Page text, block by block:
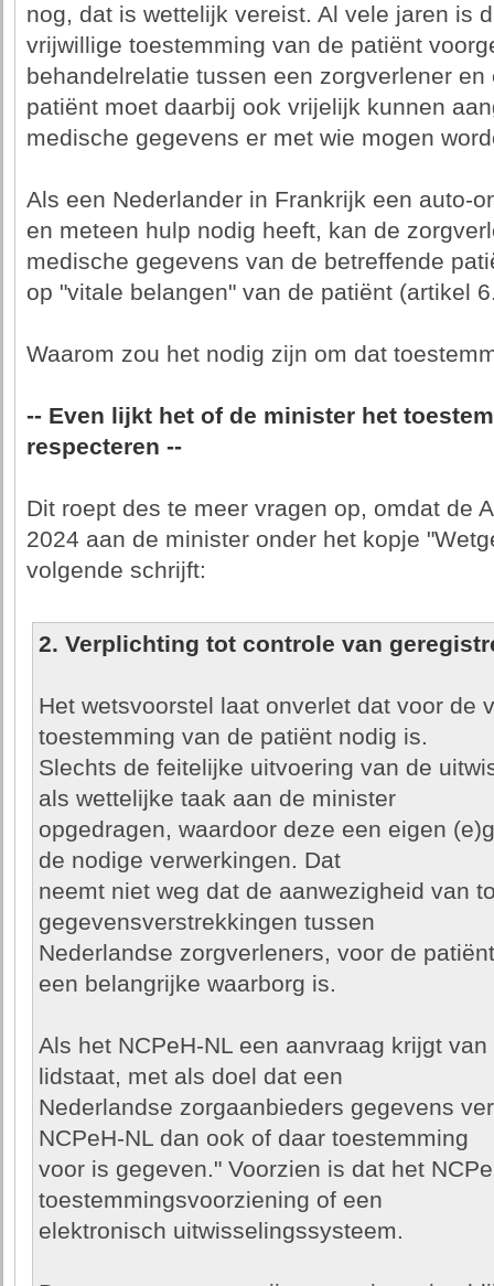
nog, dat is wettelijk vereist. Al vele jaren is
vrijwillige toestemming van de patiënt
behandelrelatie tussen een zorgverlener
patiënt moet daarbij ook vrijelijk kunnen
medische gegevens er met wie mogen
Als een Nederlander in Frankrijk een auto-
en meteen hulp nodig heeft, kan de
medische gegevens van de betreffende
op "vitale belangen" van de patiënt (artikel
Waarom zou het nodig zijn om dat
-- Even lijkt het of de minister het
respecteren --
Dit roept des te meer vragen op, omdat de
2024 aan de minister onder het kopje
volgende schrijft:
2. Verplichting tot controle van
Het wetsvoorstel laat onverlet dat voor de
toestemming van de patiënt nodig is.
Slechts de feitelijke uitvoering van de
als wettelijke taak aan de minister
opgedragen, waardoor deze een eigen
de nodige verwerkingen. Dat
neemt niet weg dat de aanwezigheid van
gegevensverstrekkingen tussen
Nederlandse zorgverleners, voor de
een belangrijke waarborg is.
Als het NCPeH-NL een aanvraag krijgt
lidstaat, met als doel dat een
Nederlandse zorgaanbieders gegevens
NCPeH-NL dan ook of daar toestemming
voor is gegeven." Voorzien is dat het
toestemmingsvoorziening of een
elektronisch uitwisselingssysteem.